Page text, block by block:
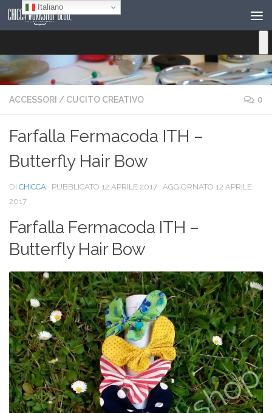
Salta al contenuto
ACCESSORI / CUCITO CREATIVO 0
Farfalla Fermacoda ITH –
Butterfly Hair Bow
DI CHICCA · PUBBLICATO 12 APRILE 2017 · AGGIORNATO 12 APRILE
2017
Farfalla Fermacoda ITH –
Butterfly Hair Bow
Italiano